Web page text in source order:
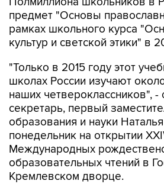
предмет "Основы
рамках школьного курса
культур и светской этики" в
"Только в 2015 году этот
школах России изучают
наших четвероклассников", -
секретарь, первый
образования и науки
понедельник на открытии
Международных
образовательных чтений в
Кремлевском дворце.